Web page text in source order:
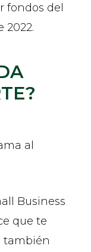
fondos del
2022.
al
Business
que te
también